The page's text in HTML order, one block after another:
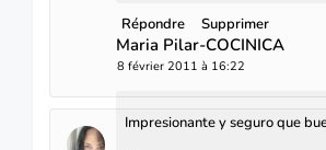
Répondre Supprimer
Maria Pilar-COCINICA
8 février 2011 à 16:22
Impresionante y seguro que